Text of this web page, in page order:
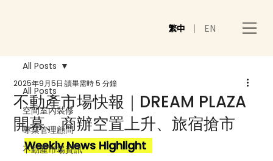
繁中 ｜ EN
All Posts
空間室內裝修
專業管理顧問
不動產市場資訊
All Posts
不動產市場快報｜DREAM PLAZA
開幕、商辦空置上升、旅宿搶市
2025年9月5日 讀畢需時 5 分鐘
Weekly News Highlight